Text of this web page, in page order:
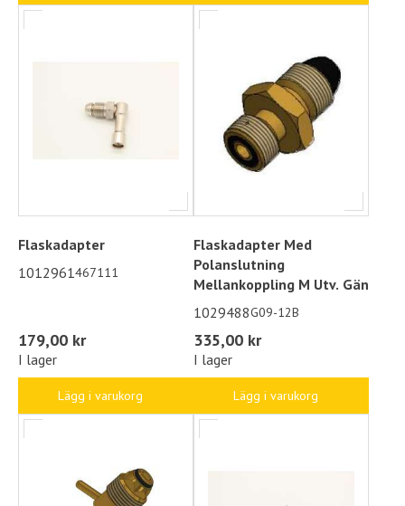
Flaskadapter
1012961467111
179,00 kr
I lager
Lägg i varukorg
Flaskadapter Med
Polanslutning
Mellankoppling M Utv. Gän
1029488G09-12B
335,00 kr
I lager
Lägg i varukorg